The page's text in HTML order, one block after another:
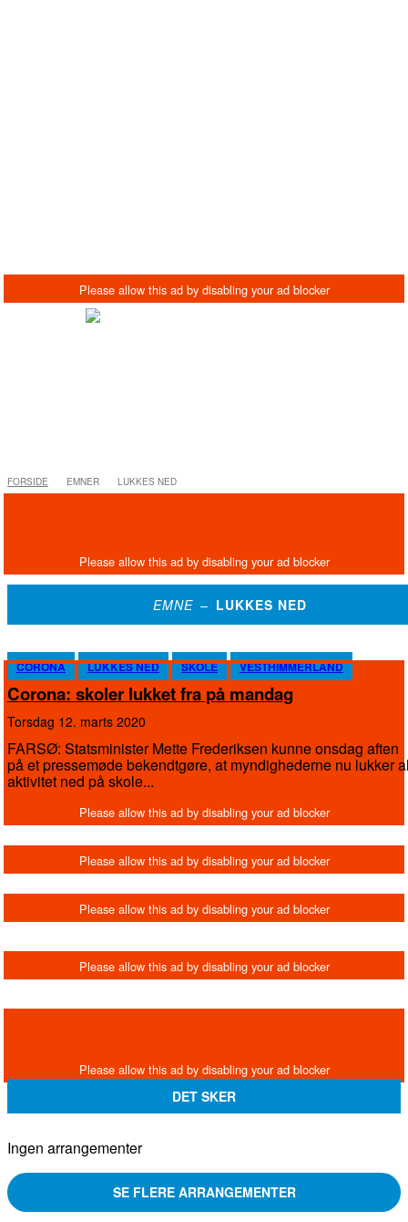
FORSIDE EMNER LUKKES NED
EMNE – LUKKES NED
CORONA LUKKES NED SKOLE VESTHIMMERLAND
Corona: skoler lukket fra på mandag
torsdag 12. marts 2020
FARSØ: Statsminister Mette Frederiksen kunne onsdag aften
på et pressemøde bekendtgøre, at myndighederne nu lukker
aktivitet ned på skole...
DET SKER
Ingen arrangementer
SE FLERE ARRANGEMENTER